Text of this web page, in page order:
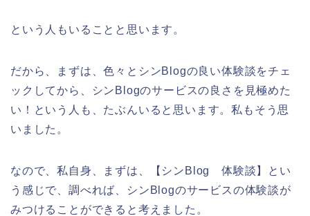
という人もいることと思います。
だから、まずは、色々とシンBlogの良い体験談をチェ
ックしてから、シンBlogのサービスの良さを見極めた
い！という人も、たぶんいると思います。私もそう思
いました。
なので、私自身、まずは、【シンBlog 体験談】とい
う感じで、調べれば、シンBlogのサービスの体験談が
みつけることができると考えました。